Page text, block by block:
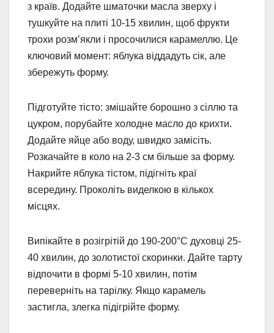
з країв. Додайте шматочки масла зверху і
тушкуйте на плиті 10-15 хвилин, щоб фрукти
трохи розм’якли і просочилися карамеллю. Це
ключовий момент: яблука віддадуть сік, але
збережуть форму.
Підготуйте тісто: змішайте борошно з сіллю та
цукром, порубайте холодне масло до крихти.
Додайте яйце або воду, швидко замісіть.
Розкачайте в коло на 2-3 см більше за форму.
Накрийте яблука тістом, підігніть краї
всередину. Проколіть виделкою в кількох
місцях.
Випікайте в розігрітій до 190-200°C духовці 25-
40 хвилин, до золотистої скоринки. Дайте тарту
відпочити в формі 5-10 хвилин, потім
переверніть на тарілку. Якщо карамель
застигла, злегка підігрійте форму.